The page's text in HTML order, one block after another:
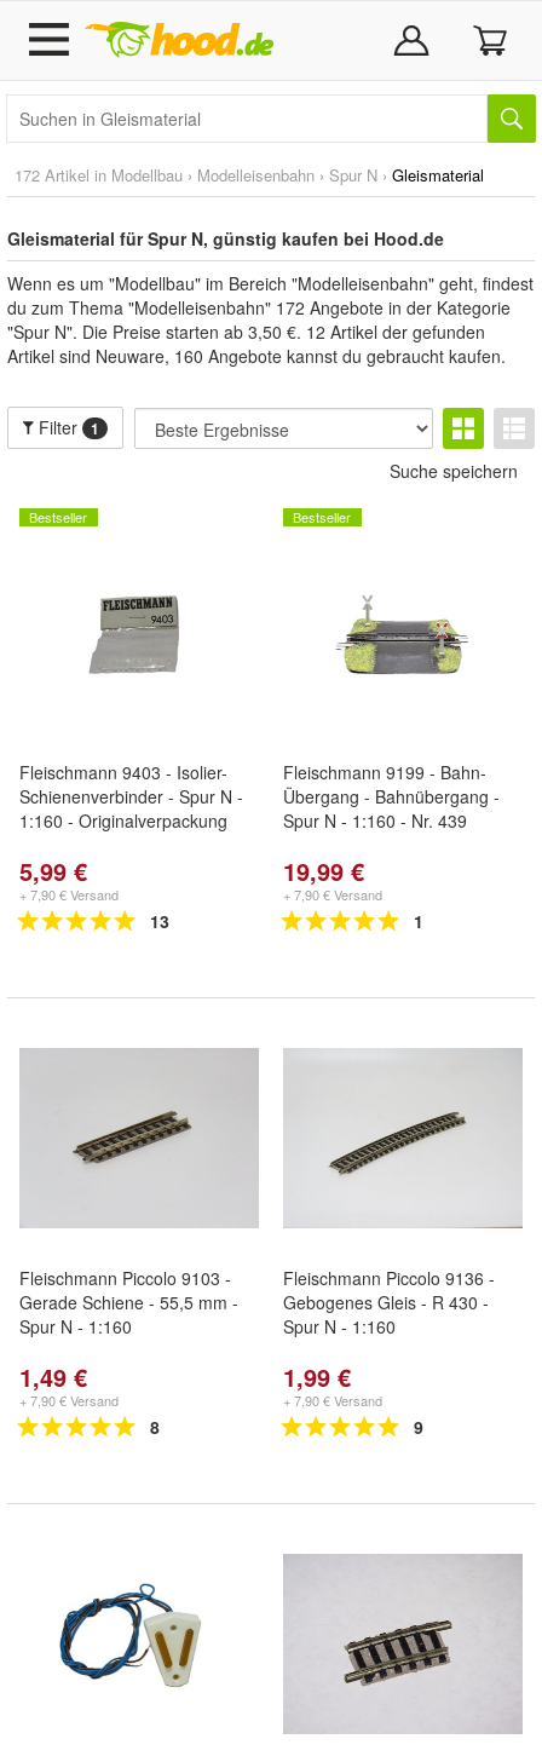
172 Artikel in Modellbau › Modelleisenbahn › Spur N › Gleismaterial
Gleismaterial für Spur N, günstig kaufen bei Hood.de
Wenn es um "Modellbau" im Bereich "Modelleisenbahn" geht, findest
du zum Thema "Modelleisenbahn" 172 Angebote in der Kategorie
"Spur N". Die Preise starten ab 3,50 €. 12 Artikel der gefunden
Artikel sind Neuware, 160 Angebote kannst du gebraucht kaufen.
Filter 1
Suche speichern
Bestseller
Fleischmann 9403 - Isolier-
Schienenverbinder - Spur N -
1:160 - Originalverpackung
5,99 €
+ 7,90 € Versand
13
Bestseller
Fleischmann 9199 - Bahn-
Übergang - Bahnübergang -
Spur N - 1:160 - Nr. 439
19,99 €
+ 7,90 € Versand
1
Fleischmann Piccolo 9103 -
Gerade Schiene - 55,5 mm -
Spur N - 1:160
1,49 €
+ 7,90 € Versand
8
Fleischmann Piccolo 9136 -
Gebogenes Gleis - R 430 -
Spur N - 1:160
1,99 €
+ 7,90 € Versand
9